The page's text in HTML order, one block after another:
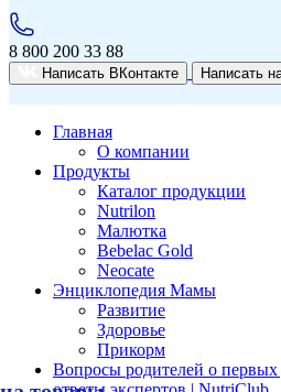
8 800 200 33 88
Написать ВКонтакте Написать
Главная
О компании
Продукты
Каталог продукции
Nutrilon
Малютка
Bebelac Gold
Neocate
Энциклопедия Мамы
Развитие
Здоровье
Прикорм
Вопросы родителей о
Условия акции «Скидка 10% при покупке товара из